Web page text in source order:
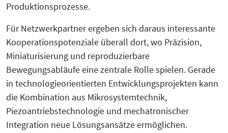
Produktionsprozesse.
Für Netzwerkpartner ergeben sich daraus interessante
Kooperationspotenziale überall dort, wo Präzision,
Miniaturisierung und reproduzierbare
Bewegungsabläufe eine zentrale Rolle spielen. Gerade
in technologieorientierten Entwicklungsprojekten kann
die Kombination aus Mikrosystemtechnik,
Piezoantriebstechnologie und mechatronischer
Integration neue Lösungsansätze ermöglichen.